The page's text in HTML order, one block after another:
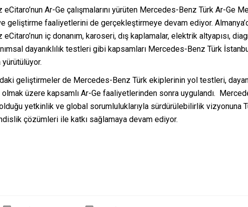
Ar-Ge çalışmalarını yürüten Mercedes-Benz Türk Ar-Ge
geliştirme faaliyetlerini de gerçekleştirmeye devam ediyor.
iç donanım, karoseri, dış kaplamalar, elektrik altyapısı,
dayanıklılık testleri gibi kapsamları Mercedes-Benz Türk
geliştirmeler de Mercedes-Benz Türk ekiplerinin yol testleri,
üzere kapsamlı Ar-Ge faaliyetlerinden sonra uygulandı.
yetkinlik ve global sorumluluklarıyla sürdürülebilirlik vizyonuna
çözümleri ile katkı sağlamaya devam ediyor.